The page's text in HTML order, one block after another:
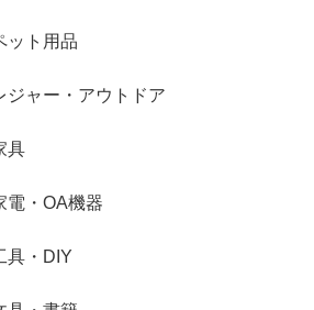
ット用品
ジャー・アウトドア
具
電・OA機器
具・DIY